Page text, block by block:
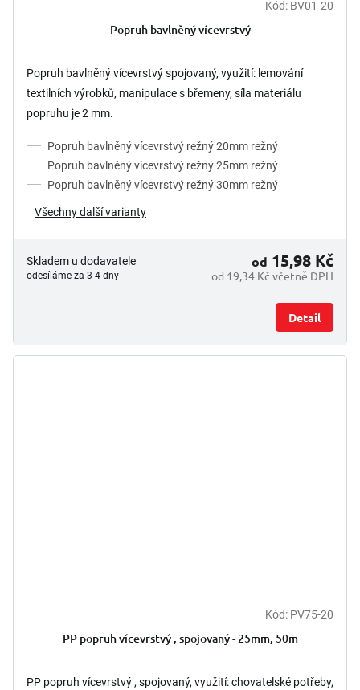
Kód: BV01-20
Popruh bavlněný vícevrstvý
Popruh bavlněný vícevrstvý spojovaný, využití: lemování
textilních výrobků, manipulace s břemeny, síla materiálu
popruhu je 2 mm.
Popruh bavlněný vícevrstvý režný 20mm režný
Popruh bavlněný vícevrstvý režný 25mm režný
Popruh bavlněný vícevrstvý režný 30mm režný
Všechny další varianty
Skladem u dodavatele
odesíláme za 3-4 dny od 19,34 Kč včetně DPH
od 15,98 Kč
Detail
Kód: PV75-20
PP popruh vícevrstvý , spojovaný - 25mm, 50m
PP popruh vícevrstvý , spojovaný, využití: chovatelské potřeby,